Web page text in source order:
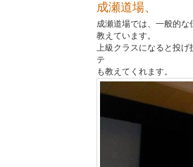
成瀬道場、
成瀬道場では、一般的
教えています。
上級クラスになると投
テ
も教えてくれます。